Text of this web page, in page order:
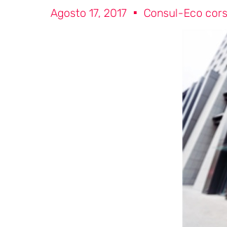
Agosto 17, 2017 Consul-Eco